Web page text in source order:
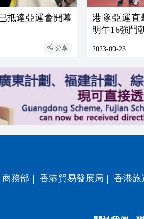
抵達亞運會開幕
分享
港隊亞運直
明午16強鬥
2023-09-23
商務部 | 香港貿易發展局 | 香港旅